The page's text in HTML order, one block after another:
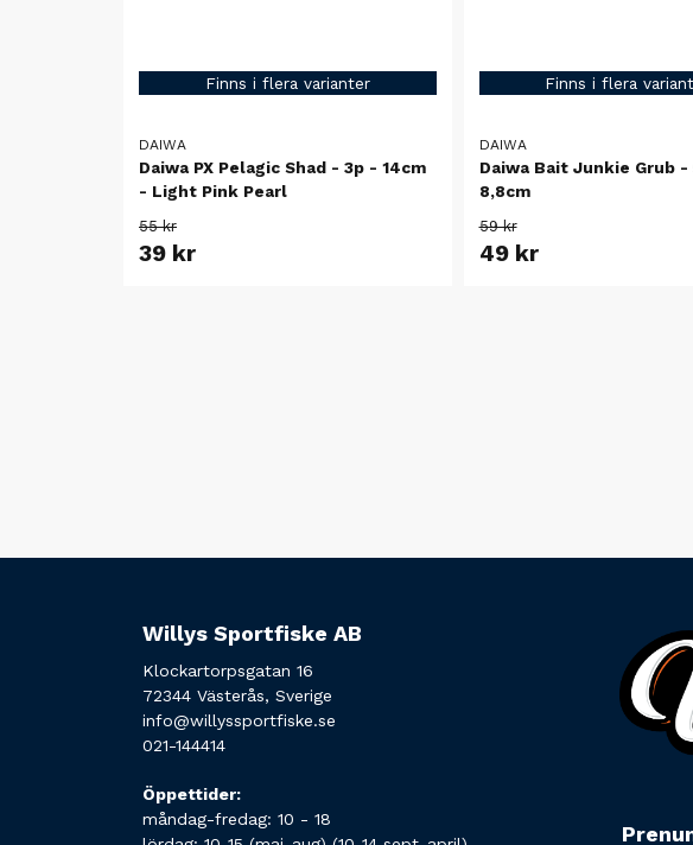
Finns i flera varianter
DAIWA
Daiwa PX Pelagic Shad - 3p - 14cm
- Light Pink Pearl
55 kr
39 kr
Finns i flera
DAIWA
Daiwa Bait Junkie Grub -
8,8cm
59 kr
49 kr
Willys Sportfiske AB
Klockartorpsgatan 16
72344 Västerås, Sverige
info@willyssportfiske.se
021-144414
Öppettider:
måndag-fredag: 10 - 18